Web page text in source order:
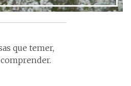
que temer,